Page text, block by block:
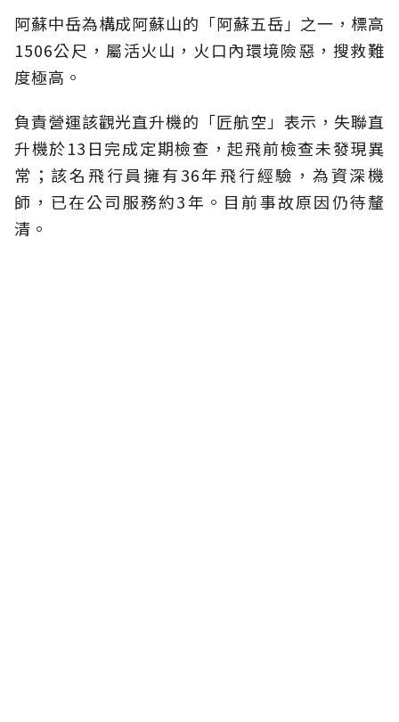
阿蘇中岳為構成阿蘇山的「阿蘇五岳」之一，標高
1506公尺，屬活火山，火口內環境險惡，搜救難
度極高。
負責營運該觀光直升機的「匠航空」表示，失聯直
升機於13日完成定期檢查，起飛前檢查未發現異
常；該名飛行員擁有36年飛行經驗，為資深機
師，已在公司服務約3年。目前事故原因仍待釐
清。